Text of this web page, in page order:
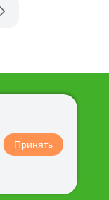
Принять